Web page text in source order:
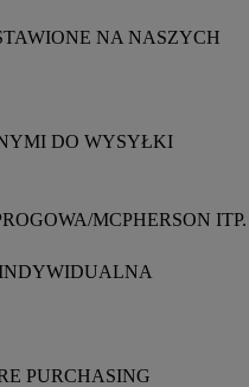
NA NASZYCH
DO WYSYŁKI
PURCHASING